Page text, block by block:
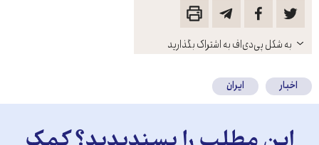
باز
کنید
به شکل پی‌دی‌اف به اشتراک بگذارید
اخبار ایران